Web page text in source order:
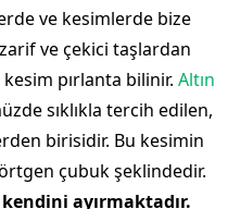
ve kesimlerde bize
ve çekici taşlardan
pırlanta bilinir. Altın
sıklıkla tercih edilen,
birisidir. Bu kesimin
çubuk şeklindedir.
ayırmaktadır.